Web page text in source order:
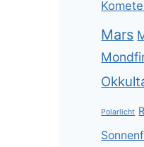
Mars
Polarlicht